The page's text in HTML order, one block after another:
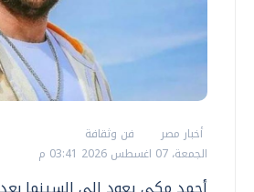
أخبار مصر
فن وثقافة
الجمعة، 07 اغسطس 2026 03:41 م